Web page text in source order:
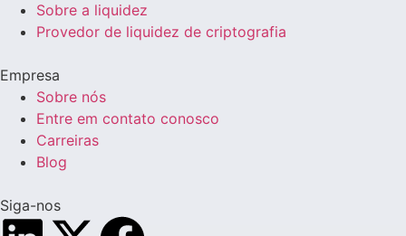
Sobre a liquidez
Provedor de liquidez de criptografia
Empresa
Sobre nós
Entre em contato conosco
Carreiras
Blog
Siga-nos